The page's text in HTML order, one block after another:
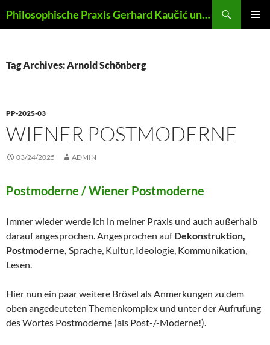
to
Philosophische Praxis Gerhard Kaučić und Anna Lydia Huber
Tag Archives: Arnold Schönberg
PP-2025-03
WIENER POSTMODERNE
03/24/2025 ADMIN
Postmoderne / Wiener Postmoderne
Immer wieder werde ich in meiner Praxis und auch außerhalb
darauf angesprochen. Angesprochen aufDekonstruktion,
Postmoderne, Sprache, Kultur, Ideologie, Kommunikation,
Lesen.
Hier nun ein paar weitere Brösel als Anmerkungen zu dem
oben angedeuteten Themenkomplex und unter der Aufrufung
des Wortes Postmoderne (als Post-/-Moderne!).